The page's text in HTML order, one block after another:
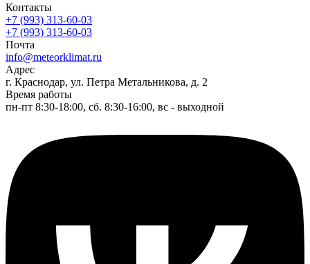
Контакты
+7 (993) 313-60-03
+7 (993) 313-60-03
Почта
info@meteorklimat.ru
Адрес
г. Краснодар, ул. Петра Метальникова, д. 2
Время работы
пн-пт 8:30-18:00, сб. 8:30-16:00, вс - выходной